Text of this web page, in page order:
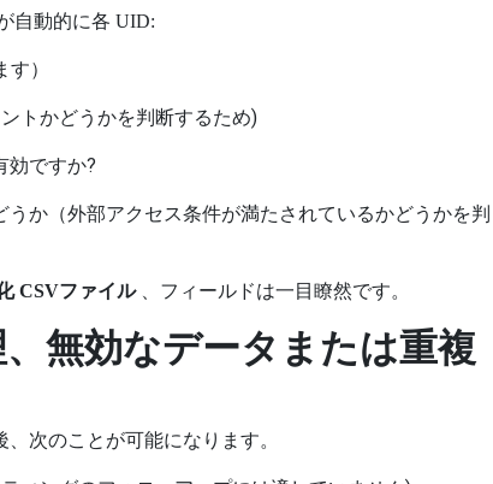
自動的に各 UID:
）
トかどうかを判断するため)
効ですか?
か（外部アクセス条件が満たされているかどうかを判
CSVファイル 、フィールドは一目瞭然です。
無効なデータまたは重複
次のことが可能になります。